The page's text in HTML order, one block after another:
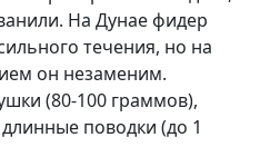
На Дунае фидер
течения, но на
он незаменим.
(80-100 граммов),
поводки (до 1